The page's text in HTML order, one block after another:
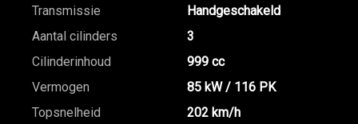
Transmissie
Handgeschakeld
Aantal cilinders
3
Cilinderinhoud
999 cc
Vermogen
85 kW / 116 PK
Topsnelheid
202 km/h